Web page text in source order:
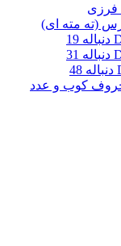
فرزی
(ته مته ای)
حروف کوب و عدد